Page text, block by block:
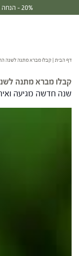
דף הבית | קבלו מברא מתנה לשנה
קבלו מברא מתנה
שנה חדשה מגיעה